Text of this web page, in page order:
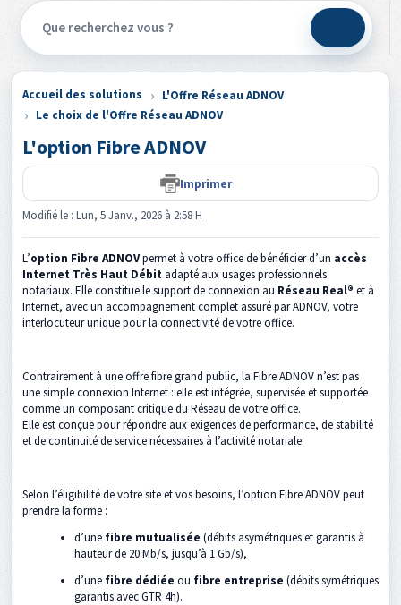
Accueil des solutions
L'Offre Réseau ADNOV
Le choix de l'Offre Réseau ADNOV
L'option Fibre ADNOV
Imprimer
Modifié le : Lun, 5 Janv., 2026 à 2:58 H
L’option Fibre ADNOVpermet à votre office de bénéficier d’un accès
Internet Très Haut Débit adapté aux usages professionnels
notariaux. Elle constitue le support de connexion au Réseau Real® et à
Internet, avec un accompagnement complet assuré par ADNOV, votre
interlocuteur unique pour la connectivité de votre office.
Contrairement à une offre fibre grand public, la Fibre ADNOV n’est pas
une simple connexion Internet : elle est intégrée, supervisée et supportée
comme un composant critique du Réseau de votre office.
Elle est conçue pour répondre aux exigences de performance, de stabilité
et de continuité de service nécessaires à l’activité notariale.
Selon l’éligibilité de votre site et vos besoins, l’option Fibre ADNOV peut
prendre la forme :
d’une fibre mutualisée (débits asymétriques et garantis à
hauteur de 20 Mb/s, jusqu’à 1 Gb/s),
d’une fibre dédiée ou fibre entreprise (débits symétriques
garantis avec GTR 4h).